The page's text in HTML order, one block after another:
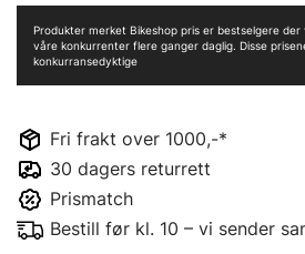
Fri frakt over 1000,-*
30 dagers returrett
Prismatch
Bestill før kl. 10 – vi sender
Produkter merket Bikeshop pris er bestselgere
våre konkurrenter flere ganger daglig. Disse
konkurransedyktige